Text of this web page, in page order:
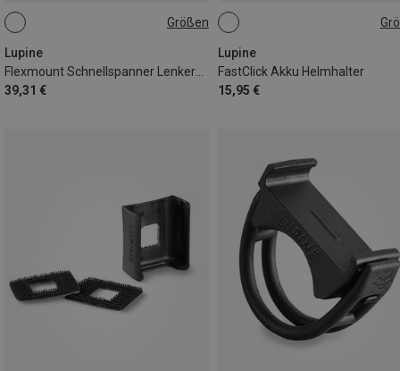
Größen
Lupine
Flexmount Schnellspanner Lenkerhalter
39,31 €
35MM
Lupine
FastClick Akku Helmhalter
15,95 €
ONE SIZE